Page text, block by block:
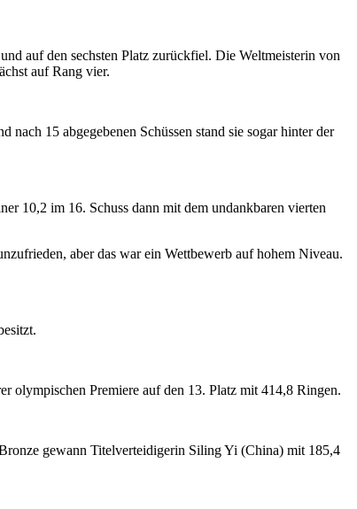
auf den sechsten Platz zurückfiel. Die Weltmeisterin von
auf Rang vier.
15 abgegebenen Schüssen stand sie sogar hinter der
10,2 im 16. Schuss dann mit dem undankbaren vierten
aber das war ein Wettbewerb auf hohem Niveau.
olympischen Premiere auf den 13. Platz mit 414,8 Ringen.
gewann Titelverteidigerin Siling Yi (China) mit 185,4